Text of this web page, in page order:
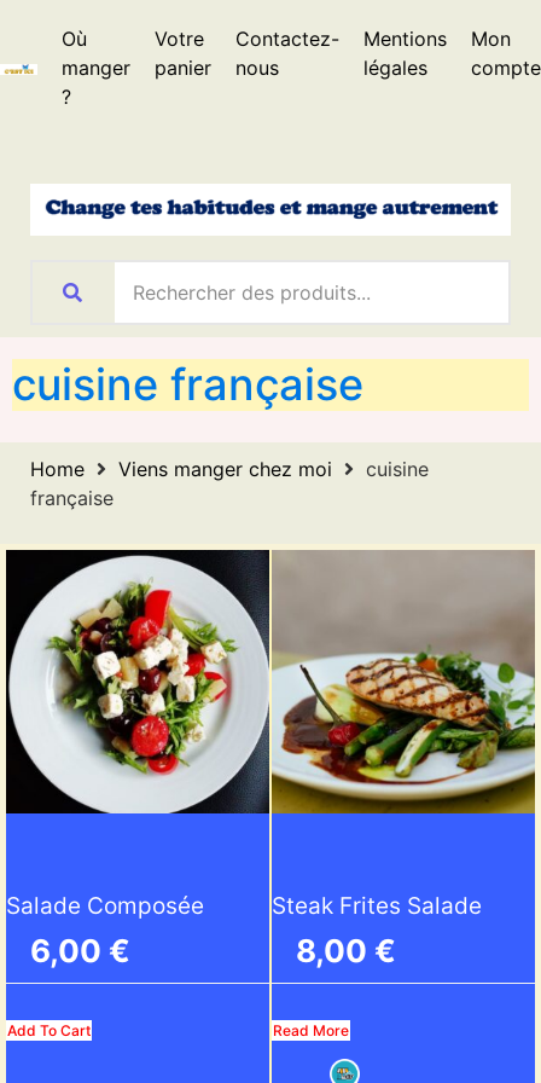
Où
manger
?
Votre
panier
Contactez-
nous
Mentions
légales
Mon
compte
cuisine française
Home Viens manger chez moi
cuisine
française
Salade Composée
6,00 €
Add To Cart
Steak Frites Salade
8,00 €
Read More